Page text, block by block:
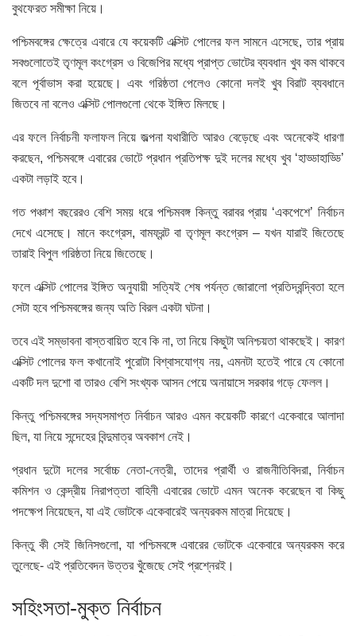
বুথফেরত সমীক্ষা নিয়ে।
পশ্চিমবঙ্গের ক্ষেত্রে এবারে যে কয়েকটি এক্সিট পোলের ফল সামনে এসেছে, তার প্রায়
সবগুলোতেই তৃণমূল কংগ্রেস ও বিজেপির মধ্যে প্রাপ্ত ভোটের ব্যবধান খুব কম থাকবে
বলে পূর্বাভাস করা হয়েছে। এবং গরিষ্ঠতা পেলেও কোনো দলই খুব বিরাট ব্যবধানে
জিতবে না বলেও এক্সিট পোলগুলো থেকে ইঙ্গিত মিলছে।
এর ফলে নির্বাচনী ফলাফল নিয়ে জল্পনা যথারীতি আরও বেড়েছে এবং অনেকেই ধারণা
করছেন, পশ্চিমবঙ্গে এবারের ভোটে প্রধান প্রতিপক্ষ দুই দলের মধ্যে খুব ‘হাড্ডাহাড্ডি’
একটা লড়াই হবে।
গত পঞ্চাশ বছরেরও বেশি সময় ধরে পশ্চিমবঙ্গ কিন্তু বরাবর প্রায় ‘একপেশে’ নির্বাচন
দেখে এসেছে। মানে কংগ্রেস, বামফ্রন্ট বা তৃণমূল কংগ্রেস – যখন যারাই জিতেছে
তারাই বিপুল গরিষ্ঠতা নিয়ে জিতেছে।
ফলে এক্সিট পোলের ইঙ্গিত অনুযায়ী সত্যিই শেষ পর্যন্ত জোরালো প্রতিদ্বন্দ্বিতা হলে
সেটা হবে পশ্চিমবঙ্গের জন্য অতি বিরল একটা ঘটনা।
তবে এই সম্ভাবনা বাস্তবায়িত হবে কি না, তা নিয়ে কিছুটা অনিশ্চয়তা থাকছেই। কারণ
এক্সিট পোলের ফল কখানোই পুরোটা বিশ্বাসযোগ্য নয়, এমনটা হতেই পারে যে কোনো
একটি দল দুশো বা তারও বেশি সংখ্যক আসন পেয়ে অনায়াসে সরকার গড়ে ফেলল।
কিন্তু পশ্চিমবঙ্গের সদ্যসমাপ্ত নির্বাচন আরও এমন কয়েকটি কারণে একেবারে আলাদা
ছিল, যা নিয়ে সন্দেহের বিন্দুমাত্র অবকাশ নেই।
প্রধান দুটো দলের সর্বোচ্চ নেতা-নেত্রী, তাদের প্রার্থী ও রাজনীতিবিদরা, নির্বাচন
কমিশন ও কেন্দ্রীয় নিরাপত্তা বাহিনী এবারের ভোটে এমন অনেক করেছেন বা কিছু
পদক্ষেপ নিয়েছেন, যা এই ভোটকে একেবারেই অন্যরকম মাত্রা দিয়েছে।
কিন্তু কী সেই জিনিসগুলো, যা পশ্চিমবঙ্গে এবারের ভোটকে একেবারে অন্যরকম করে
তুলেছে- এই প্রতিবেদন উত্তর খুঁজেছে সেই প্রশ্নেরই।
সহিংসতা-মুক্ত নির্বাচন